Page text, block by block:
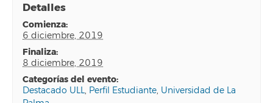
Detalles
comienza:
6 diciembre, 2019
finaliza:
8 diciembre, 2019
categorías del evento:
Destacado ULL, Perfil Estudiante, Universidad de La